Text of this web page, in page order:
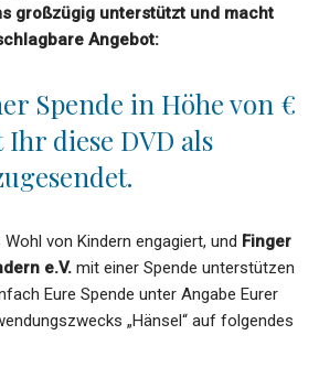
großzügig unterstützt und macht
Angebot:
Spende in Höhe von €
Ihr diese DVD als
von Kindern engagiert, und Finger
e.V. mit einer Spende unterstützen
Eure Spende unter Angabe Eurer
„Hänsel“ auf folgendes